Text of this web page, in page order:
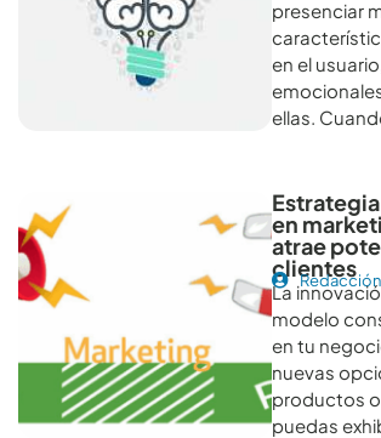
presenciar
en el
ellas.
en
atrae
clientes
Redacción
La
modelo
en tu
nuevas
productos
puedas